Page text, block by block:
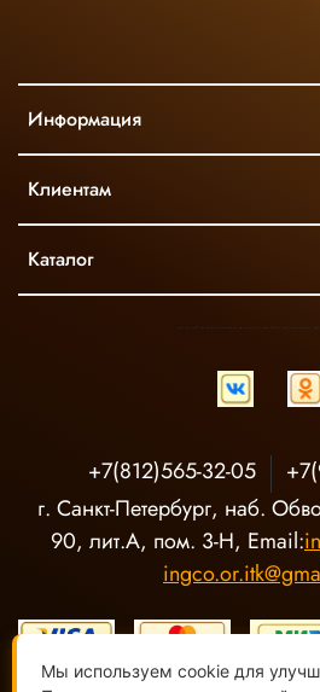
Информация
Клиентам
Каталог
+7(812)565-32-05
г. Санкт-Петербург, наб.
90, лит.А, пом. 3-Н, Email:
Мы используем cookie для